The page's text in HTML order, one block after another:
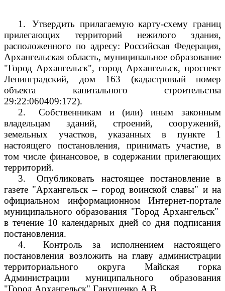
1.
Утвердить прилагаемую карту-схему границ
прилегающих территорий нежилого здания,
расположенного по адресу: Российская Федерация,
Архангельская область, муниципальное образование
"Город Архангельск", город Архангельск, проспект
Ленинградский, дом 163 (кадастровый номер
объекта капитального строительства
29:22:060409:172).
2.
Собственникам и (или) иным законным
владельцам зданий, строений, сооружений,
земельных участков, указанных в пункте 1
настоящего постановления, принимать участие, в
том числе финансовое, в содержании прилегающих
территорий.
3.
Опубликовать настоящее постановление в
газете "Архангельск – город воинской славы" и на
официальном информационном Интернет-портале
муниципального образования "Город Архангельск"
в течение 10 календарных дней со дня подписания
постановления.
4.
Контроль за исполнением настоящего
постановления возложить на главу администрации
территориального округа Майская горка
Администрации муниципального образования
"Город Архангельск" Ганущенко А.В.